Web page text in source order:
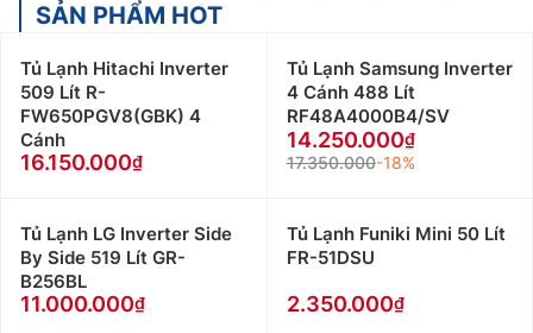
SẢN PHẨM HOT
Tủ Lạnh Hitachi Inverter
509 Lít R-
FW650PGV8(GBK) 4
Cánh
16.150.000
Tủ Lạnh Samsung Inverter
4 Cánh 488 Lít
RF48A4000B4/SV
14.250.000
17.350.000-18%
Tủ Lạnh LG Inverter Side
By Side 519 Lít GR-
B256BL
11.000.000
Tủ Lạnh Funiki Mini 50 Lít
FR-51DSU
2.350.000